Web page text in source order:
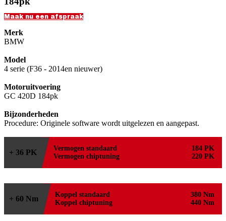
Maak nu een afspraak
Merk
BMW
Model
4 serie (F36 - 2014en nieuwer)
Motoruitvoering
GC 420D 184pk
Bijzonderheden
Procedure: Originele software wordt uitgelezen en aangepast.
+ 36 PK Vermogen standaard
184 PK
Vermogen chiptuning
220 PK
+ 60 Nm Koppel standaard
380 Nm
Koppel chiptuning
440 Nm